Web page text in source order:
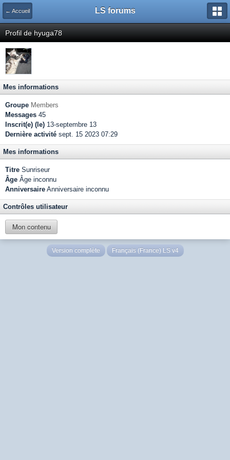
← Accueil LS forums
Profil de hyuga78
Mes informations
Groupe Members
Messages 45
Inscrit(e) (le) 13-septembre 13
Dernière activité sept. 15 2023 07:29
Mes informations
Titre Sunriseur
Âge Âge inconnu
Anniversaire Anniversaire inconnu
Contrôles utilisateur
Mon contenu
Version complète Français (France) LS v4